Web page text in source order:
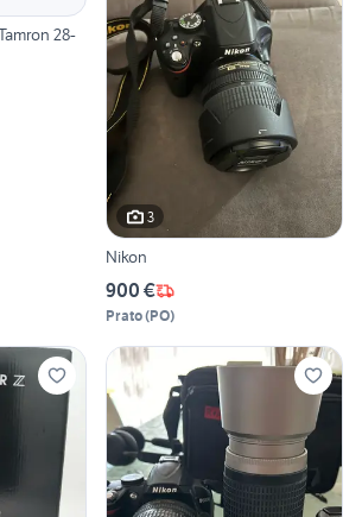
28-
3
Nikon
900 €
Prato(PO)